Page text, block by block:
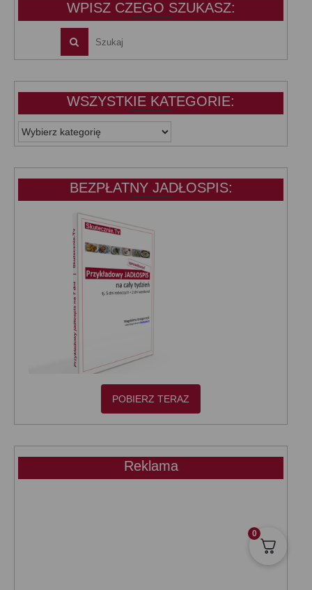
WPISZ CZEGO SZUKASZ:
WSZYSTKIE KATEGORIE:
WSZYSTKIE
KATEGORIE:
BEZPŁATNY JADŁOSPIS:
POBIERZ TERAZ
Reklama
0